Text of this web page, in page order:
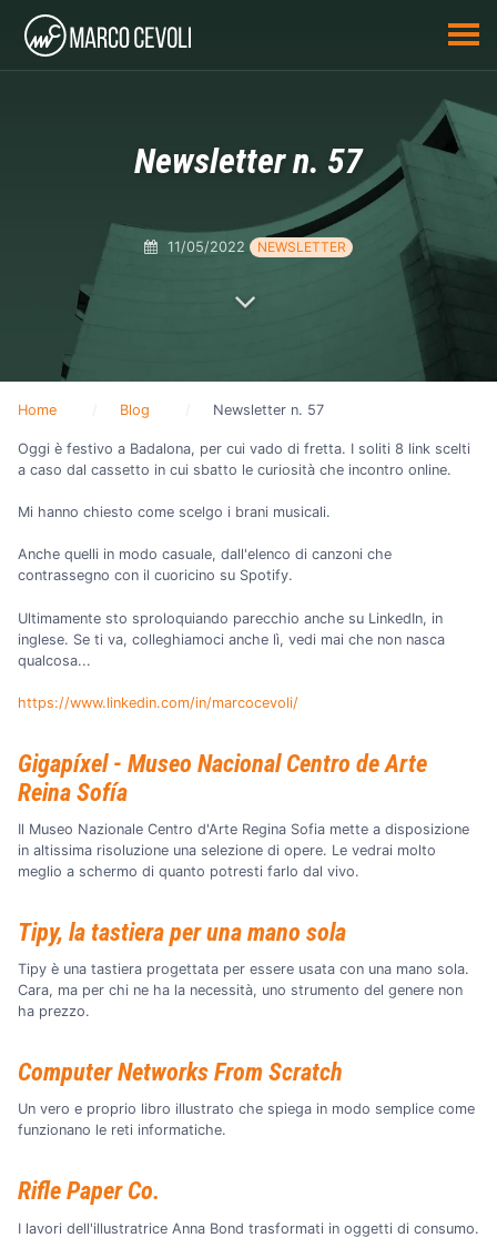
Newsletter n. 57
11/05/2022 NEWSLETTER
Home Blog Newsletter n. 57
Oggi è festivo a Badalona, per cui vado di fretta. I soliti 8 link scelti
a caso dal cassetto in cui sbatto le curiosità che incontro online.
Mi hanno chiesto come scelgo i brani musicali.
Anche quelli in modo casuale, dall'elenco di canzoni che
contrassegno con il cuoricino su Spotify.
Ultimamente sto sproloquiando parecchio anche su LinkedIn, in
inglese. Se ti va, colleghiamoci anche lì, vedi mai che non nasca
qualcosa...
https://www.linkedin.com/in/marcocevoli/
Gigapíxel - Museo Nacional Centro de Arte
Reina Sofía
Il Museo Nazionale Centro d'Arte Regina Sofia mette a disposizione
in altissima risoluzione una selezione di opere. Le vedrai molto
meglio a schermo di quanto potresti farlo dal vivo.
Tipy, la tastiera per una mano sola
Tipy è una tastiera progettata per essere usata con una mano sola.
Cara, ma per chi ne ha la necessità, uno strumento del genere non
ha prezzo.
Computer Networks From Scratch
Un vero e proprio libro illustrato che spiega in modo semplice come
funzionano le reti informatiche.
Rifle Paper Co.
I lavori dell'illustratrice Anna Bond trasformati in oggetti di consumo.